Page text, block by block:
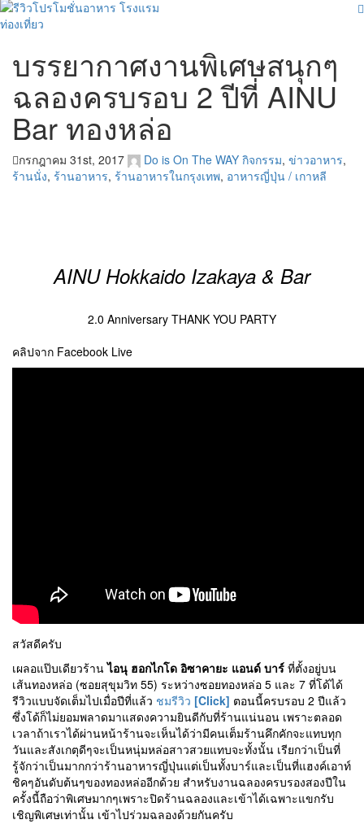
บรรยากาศงานพิเศษสนุกๆ
ฉลองครบรอบ 2 ปีที่ AINU
Bar ทองหล่อ
กรกฎาคม 31st, 2017 Do is On The WAY กิจกรรม, ข่าวอาหาร,
ร้านนั่ง, ร้านอาหาร, ร้านอาหารในกรุงเทพ, อาหารญี่ปุ่น / เกาหลี
AINU Hokkaido Izakaya & Bar
2.0 Anniversary THANK YOU PARTY
คลิปจาก Facebook Live
สวัสดีครับ
เผลอแป๊บเดียวร้านไอนุ ฮอกไกโด อิซาคายะ แอนด์ บาร์ ที่ตั้งอยู่บน
เส้นทองหล่อ (ซอยสุขุมวิท 55) ระหว่างซอยทองหล่อ 5 และ 7 ที่โด้ได้
รีวิวแบบจัดเต็มไปเมื่อปีที่แล้ว ชมรีวิว [Click] ตอนนี้ครบรอบ 2 ปีแล้ว
ซึ่งโด้ก็ไม่ยอมพลาดมาแสดงความยินดีกับที่ร้านแน่นอน เพราะตลอด
เวลาถ้าเราได้ผ่านหน้าร้านจะเห็นได้ว่ามีคนเต็มร้านคึกคักจะแทบทุก
วันและสังเกตุดีๆจะเป็นหนุ่มหล่อสาวสวยแทบจะทั้งนั้น เรียกว่าเป็นที่
รู้จักว่าเป็นมากกว่าร้านอาหารญี่ปุ่นแต่เป็นทั้งบาร์และเป็นที่แฮงค์เอาท์
ชิคๆอันดับต้นๆของทองหล่ออีกด้วย สำหรับงานฉลองครบรองสองปีใน
ครั้งนี้ถือว่าพิเศษมากๆเพราะปิดร้านฉลองและเข้าได้เฉพาะแขกรับ
เชิญพิเศษเท่านั้น เข้าไปร่วมฉลองด้วยกันครับ